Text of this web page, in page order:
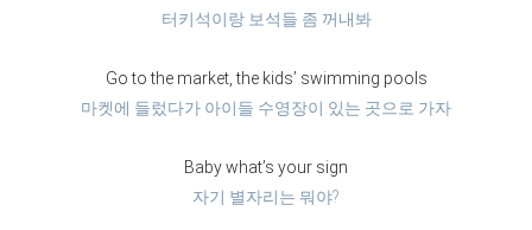
터키석이랑 보석들 좀 꺼내봐
Go to the market, the kids’ swimming pools
마켓에 들렀다가 아이들 수영장이 있는 곳으로 가자
Baby what’s your sign
자기 별자리는 뭐야?